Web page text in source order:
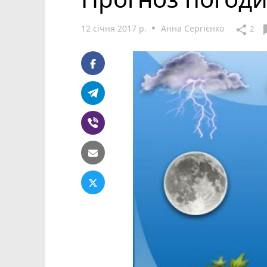
12 січня 2017 р. Анна Сергієнко share 2